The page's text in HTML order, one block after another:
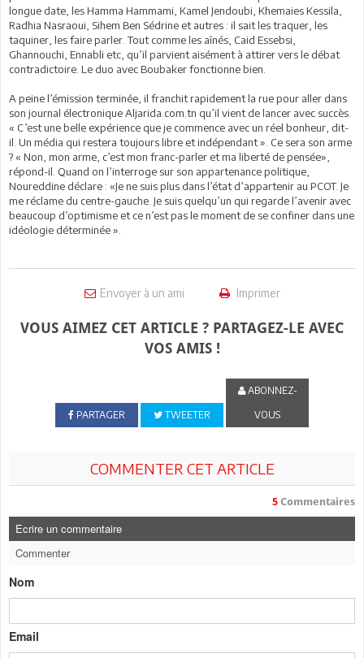
longue date, les Hamma Hammami, Kamel Jendoubi, Khemaies Kessila,
Radhia Nasraoui, Sihem Ben Sédrine et autres : il sait les traquer, les
taquiner, les faire parler. Tout comme les aînés, Caid Essebsi,
Ghannouchi, Ennabli etc, qu’il parvient aisément à attirer vers le débat
contradictoire. Le duo avec Boubaker fonctionne bien.
A peine l’émission terminée, il franchit rapidement la rue pour aller dans
son journal électronique Aljarida.com.tn qu’il vient de lancer avec succès.
« C’est une belle expérience que je commence avec un réel bonheur, dit-
il. Un média qui restera toujours libre et indépendant ». Ce sera son arme
? « Non, mon arme, c’est mon franc-parler et ma liberté de pensée»,
répond-il. Quand on l’interroge sur son appartenance politique,
Noureddine déclare : «Je ne suis plus dans l’état d’appartenir au PCOT. Je
me réclame du centre-gauche. Je suis quelqu’un qui regarde l’avenir avec
beaucoup d’optimisme et ce n’est pas le moment de se confiner dans une
idéologie déterminée ».
Envoyer à un ami Imprimer
VOUS AIMEZ CET ARTICLE ? PARTAGEZ-LE AVEC
VOS AMIS !
PARTAGER TWEETER
ABONNEZ-
VOUS
COMMENTER CET ARTICLE
5 Commentaires
Ecrire un commentaire
Commenter
Nom
Email